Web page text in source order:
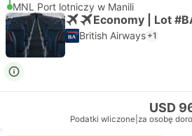
MNL Port lotniczy w Manili
Economy | Lot
British Airways +1
USD
Podatki wliczone za osobę